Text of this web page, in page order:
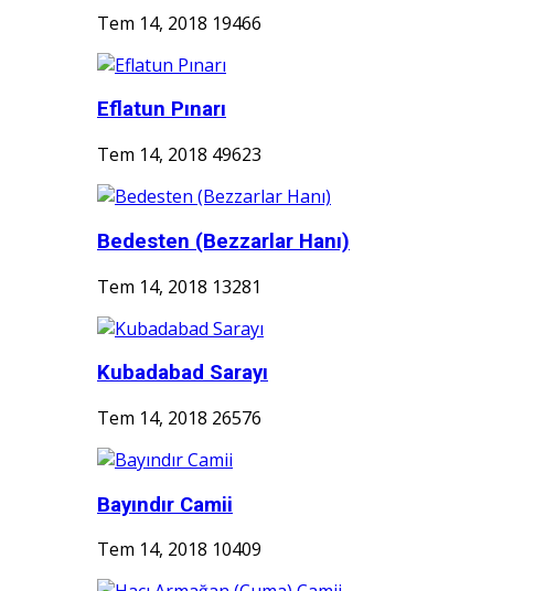
Tem 14, 2018 19466
Eflatun Pınarı
Tem 14, 2018 49623
Bedesten (Bezzarlar Hanı)
Tem 14, 2018 13281
Kubadabad Sarayı
Tem 14, 2018 26576
Bayındır Camii
Tem 14, 2018 10409